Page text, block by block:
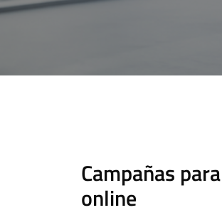
Campañas
online